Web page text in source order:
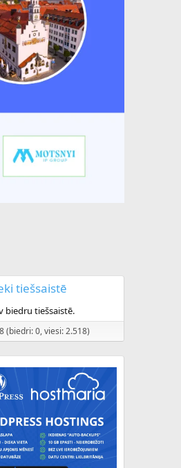
tiešsaistē
biedru tiešsaistē.
(biedri: 0, viesi: 2.518)